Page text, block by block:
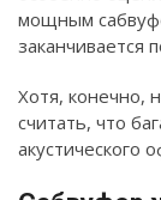
мощным
заканчивается
Хотя, конечно,
считать, что
акустического